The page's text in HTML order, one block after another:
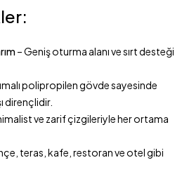
– Geniş oturma alanı ve sırt desteği
polipropilen gövde sayesinde
dirençlidir.
ve zarif çizgileriyle her ortama
teras, kafe, restoran ve otel gibi